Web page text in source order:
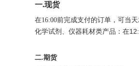
一.现货
在16:00前完成支付的订单，可当
化学试剂、仪器耗材类产品：在
二.期货